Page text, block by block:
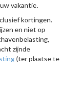
vakantie.
kortingen.
en niet op
zijnde
(ter plaatse te